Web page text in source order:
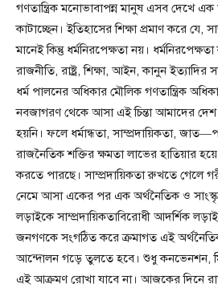
গণতান্ত্রিক মনোভাবাপন্ন মানুষ এসব দেখে এক
কাটাচ্ছেন। ইতিহাসের শিক্ষা প্রমাণ করে যে,
মানেই কিন্তু ধর্মনিরপেক্ষতা নয়।
রাজনীতি, রাষ্ট্র, শিক্ষা, আইন, কানুন ইত্যাদির
ধর্ম পালনের অধিকার মৌলিক গণতান্ত্রিক
নবজাগরণ থেকে আসা এই চিন্তা আমাদের দেশ
হয়নি। ফলে ধর্মান্ধতা, সাম্প্রদায়িকতা,
রাজনৈতিক শক্তির ক্ষমতা লাভের হাতিয়ার
করতে পারছে। সাম্প্রদায়িকতা রুখতে গেলে
নেমে আসা একের পর এক অর্থনৈতিক ও
লড়াইকে সাম্প্রদায়িকতাবিরোধী আদর্শিক
জনগণকে সংগঠিত করে ক্রমাগত এই
আন্দোলন গড়ে তুলতে হবে। শুধু কনভেনশন,
এই আক্রমণ রোখা যাবে না। আজকের দিনে